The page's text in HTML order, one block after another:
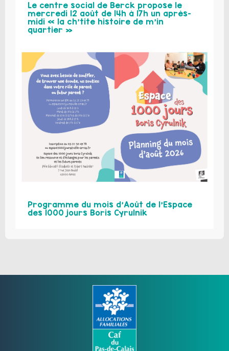
Le centre social de Berck propose le
mercredi 12 août de 14h à 17h un après-
midi « la ch’tite histoire de m’in
quartier »
Programme du mois d’Août de l’Espace
des 1000 jours Boris Cyrulnik